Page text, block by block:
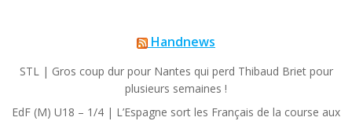
Handnews
STL | Gros coup dur pour Nantes qui perd Thibaud Briet pour
plusieurs semaines !
EdF (M) U18 – 1/4 | L’Espagne sort les Français de la course aux